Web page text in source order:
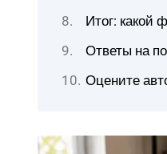
Итог: какой
Ответы на
Оцените